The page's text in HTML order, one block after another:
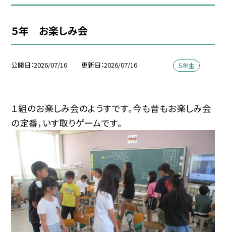
５年 お楽しみ会
公開日 2026/07/16 更新日 2026/07/16 ５年生
１組のお楽しみ会のようすです。今も昔もお楽しみ会
の定番，いす取りゲームです。